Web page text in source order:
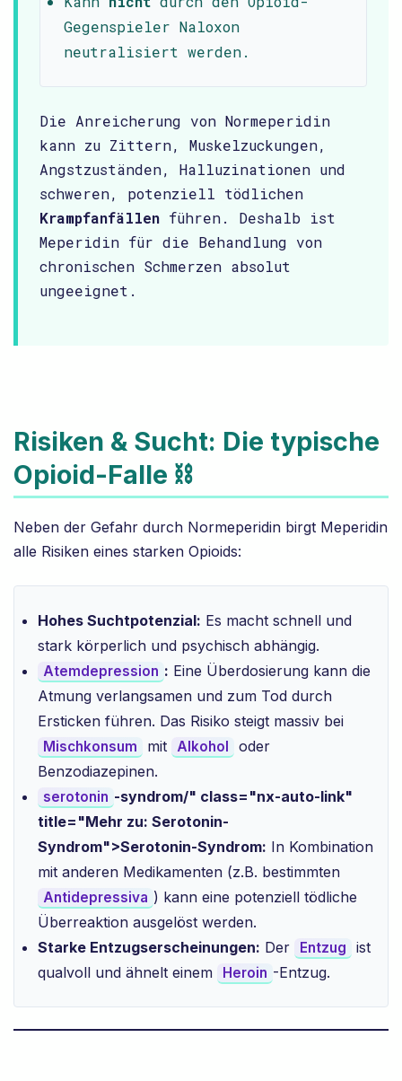
Gegenspieler Naloxon
neutralisiert werden.
Die Anreicherung von Normeperidin
kann zu Zittern, Muskelzuckungen,
Angstzuständen, Halluzinationen und
schweren, potenziell tödlichen
Krampfanfällen führen. Deshalb ist
Meperidin für die Behandlung von
chronischen Schmerzen absolut
ungeeignet.
Risiken & Sucht: Die typische
Opioid-Falle ⛓️
Neben der Gefahr durch Normeperidin birgt Meperidin
alle Risiken eines starken Opioids:
Hohes Suchtpotenzial: Es macht schnell und
stark körperlich und psychisch abhängig.
Atemdepression : Eine Überdosierung kann die
Atmung verlangsamen und zum Tod durch
Ersticken führen. Das Risiko steigt massiv bei
Mischkonsum mit Alkohol
oder
Benzodiazepinen.
serotonin -syndrom/" class="nx-auto-link"
title="Mehr zu: Serotonin-
Syndrom">Serotonin-Syndrom: In Kombination
mit anderen Medikamenten (z.B. bestimmten
Antidepressiva ) kann eine potenziell tödliche
Überreaktion ausgelöst werden.
Starke Entzugserscheinungen: Der Entzug
ist
qualvoll und ähnelt einem
Heroin -Entzug.